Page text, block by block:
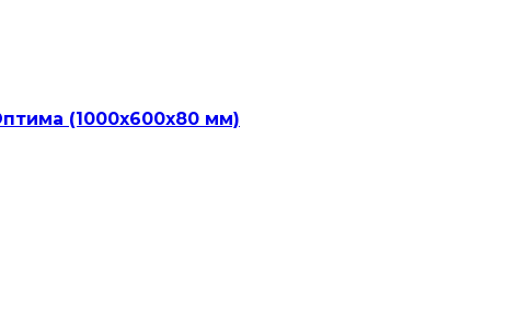
(1000х600х80 мм)